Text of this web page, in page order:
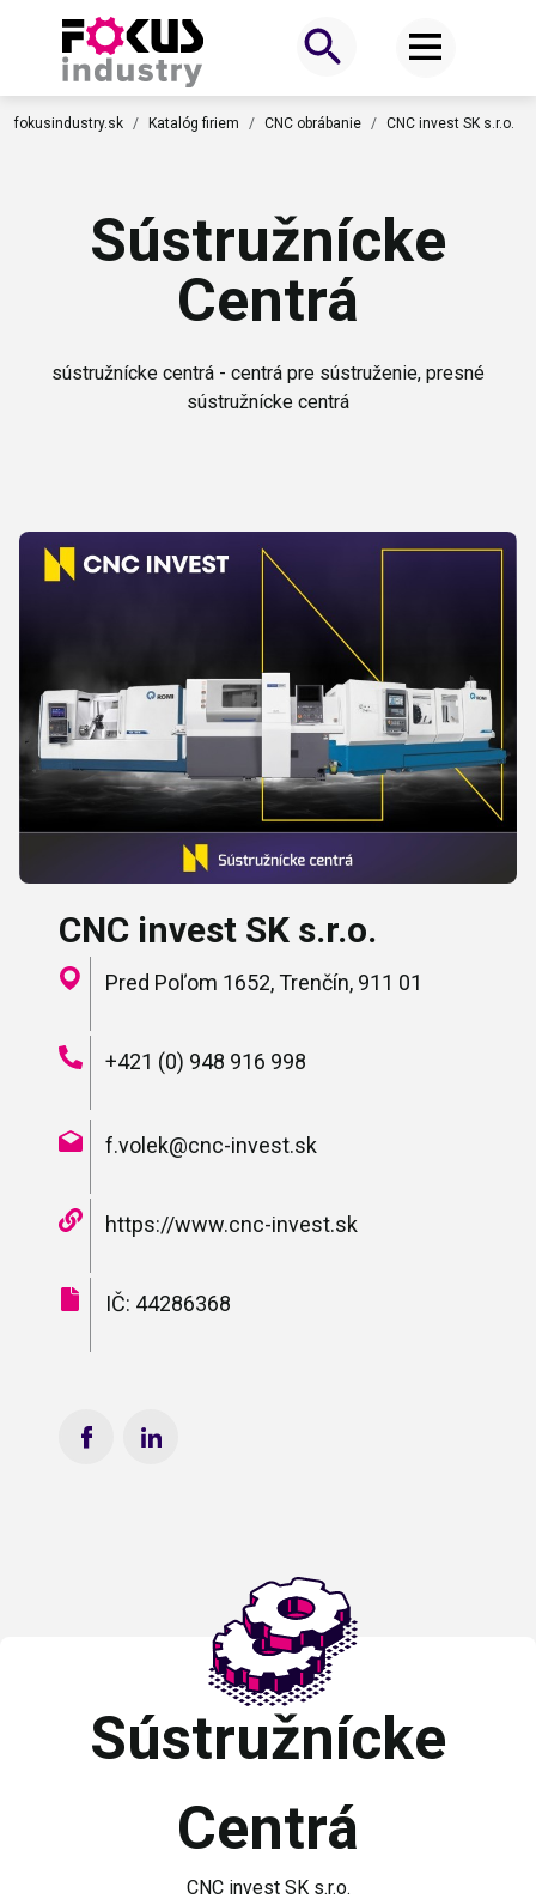
fokusindustry.sk Katalóg firiem CNC obrábanie CNC invest SK s.r.o.
Sústružnícke
Centrá
sústružnícke centrá - centrá pre sústruženie, presné
sústružnícke centrá
CNC invest SK s.r.o.
Pred Poľom 1652, Trenčín, 911 01
+421 (0) 948 916 998
f.volek@cnc-invest.sk
https://www.cnc-invest.sk
IČ: 44286368
Sústružnícke
Centrá
CNC invest SK s.r.o.